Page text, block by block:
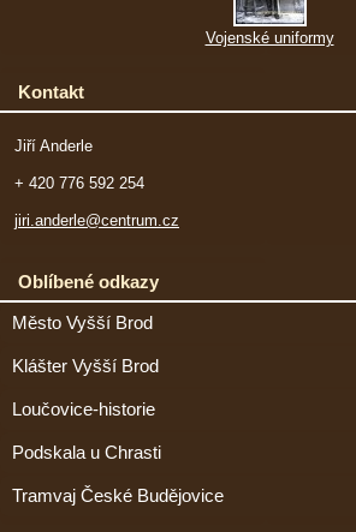
Vojenské uniformy
Kontakt
Jiří Anderle
+ 420 776 592 254
jiri.anderle@centrum.cz
Oblíbené odkazy
Město Vyšší Brod
Klášter Vyšší Brod
Loučovice-historie
Podskala u Chrasti
Tramvaj České Budějovice